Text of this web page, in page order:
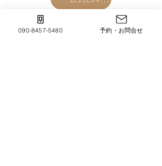
090-8457-5480 予約・お問合せ